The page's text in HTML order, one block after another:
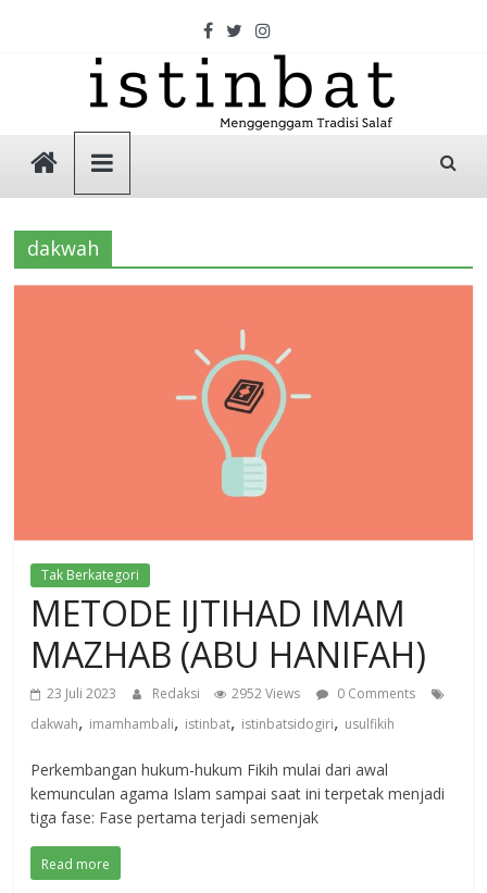
Istinbat
Menggenggam
Tradisi
Salaf
dakwah
Tak Berkategori
METODE IJTIHAD IMAM
MAZHAB (ABU HANIFAH)
23 Juli 2023 Redaksi 2952 Views
0 Comments
dakwah, imamhambali, istinbat, istinbatsidogiri, usulfikih
Perkembangan hukum-hukum Fikih mulai dari awal
kemunculan agama Islam sampai saat ini terpetak menjadi
tiga fase: Fase pertama terjadi semenjak
Read more